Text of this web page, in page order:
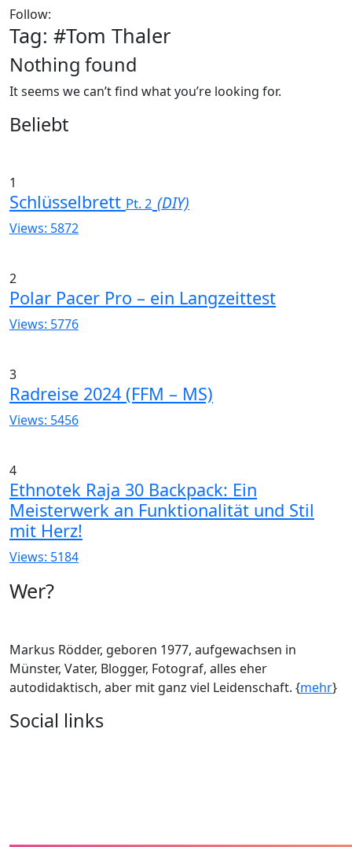
Follow:
Tag: #Tom Thaler
Nothing found
It seems we can’t find what you’re looking for.
Widgets
Beliebt
1
Schlüsselbrett Pt. 2 (DIY)
Views: 5872
2
Polar Pacer Pro – ein Langzeittest
Views: 5776
3
Radreise 2024 (FFM – MS)
Views: 5456
4
Ethnotek Raja 30 Backpack: Ein
Meisterwerk an Funktionalität und Stil
mit Herz!
Views: 5184
Wer?
Markus Rödder, geboren 1977, aufgewachsen in
Münster, Vater, Blogger, Fotograf, alles eher
autodidaktisch, aber mit ganz viel Leidenschaft. {mehr}
Social links